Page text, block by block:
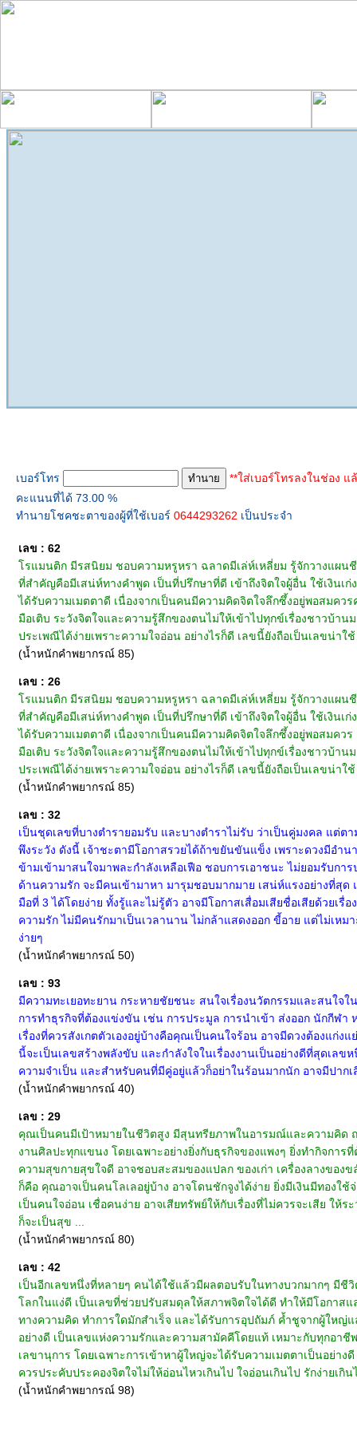
เบอร์โทร
**ใส่เบอร์โทรลงในช่อง แ
คะแนนที่ได้ 73.00 %
ทำนายโชคชะตาของผู้ที่ใช้เบอร์ 0644293262 เป็นประจำ
เลข : 62
โรแมนติก มีรสนิยม ชอบความหรูหรา ฉลาดมีเล่ห์เหลี่ยม รู้จักวางแผน
ที่สำคัญคือมีเสน่ห์ทางคำพูด เป็นที่ปรึกษาที่ดี เข้าถึงจิตใจผู้อื่น ใช้เงินเ
ได้รับความเมตตาดี เนื่องจากเป็นคนมีความคิดจิตใจลึกซึ้งอยู่พอสมคว
มือเติบ ระวังจิตใจและความรู้สึกของตนไม่ให้เข้าไปทุกข์เรื่องชาวบ้า
ประเพณีได้ง่ายเพราะความใจอ่อน อย่างไรก็ดี เลขนี้ยังถือเป็นเลขน่า
(น้ำหนักคำพยากรณ์ 85)
เลข : 26
โรแมนติก มีรสนิยม ชอบความหรูหรา ฉลาดมีเล่ห์เหลี่ยม รู้จักวางแผน
ที่สำคัญคือมีเสน่ห์ทางคำพูด เป็นที่ปรึกษาที่ดี เข้าถึงจิตใจผู้อื่น ใช้เงินเ
ได้รับความเมตตาดี เนื่องจากเป็นคนมีความคิดจิตใจลึกซึ้งอยู่พอสมคว
มือเติบ ระวังจิตใจและความรู้สึกของตนไม่ให้เข้าไปทุกข์เรื่องชาวบ้า
ประเพณีได้ง่ายเพราะความใจอ่อน อย่างไรก็ดี เลขนี้ยังถือเป็นเลขน่า
(น้ำหนักคำพยากรณ์ 85)
เลข : 32
เป็นชุดเลขที่บางตำรายอมรับ และบางตำราไม่รับ ว่าเป็นคู่มงคล แต่
พึงระวัง ดังนี้ เจ้าชะตามีโอกาสรวยได้ถ้าขยันขันแข็ง เพราะดวงมีอำ
ข้ามเข้ามาสนใจมาพละกำลังเหลือเฟือ ชอบการเอาชนะ ไม่ยอมรับก
ด้านความรัก จะมีคนเข้ามาหา มารุมชอบมากมาย เสน่ห์แรงอย่างที่สุด
มือที่ 3 ได้โดยง่าย ทั้งรู้และไม่รู้ตัว อาจมีโอกาสเสื่อมเสียชื่อเสียด้วยเ
ความรัก ไม่มีคนรักมาเป็นเวลานาน ไม่กล้าแสดงออก ขี้อาย แต่ไม่เห
ง่ายๆ
(น้ำหนักคำพยากรณ์ 50)
เลข : 93
มีความทะเยอทะยาน กระหายชัยชนะ สนใจเรื่องนวัตกรรมและสนใจใ
การทำธุรกิจที่ต้องแข่งขัน เช่น การประมูล การนำเข้า ส่งออก นักกีฬ
เรื่องที่ควรสังเกตตัวเองอยู่บ้างคือคุณเป็นคนใจร้อน อาจมีดวงต้องแก่
นี้จะเป็นเลขสร้างพลังขับ และกำลังใจในเรื่องงานเป็นอย่างดีที่สุดเลข
ความจำเป็น และสำหรับคนที่มีคู่อยู่แล้วก็อย่าในร้อนมากนัก อาจมีปาก
(น้ำหนักคำพยากรณ์ 40)
เลข : 29
คุณเป็นคนมีเป้าหมายในชีวิตสูง มีสุนทรียภาพในอารมณ์และความคิด ถ
งานศิลปะทุกแขนง โดยเฉพาะอย่างยิ่งกับธุรกิจของแพงๆ ยิ่งทำกิจกา
ความสุขกายสุขใจดี อาจชอบสะสมของแปลก ของเก่า เครื่องลางของ
ก็คือ คุณอาจเป็นคนโลเลอยู่บ้าง อาจโดนชักจูงได้ง่าย ยิ่งมีเงินมีทองใ
เป็นคนใจอ่อน เชื่อคนง่าย อาจเสียทรัพย์ให้กับเรื่องที่ไม่ควรจะเสีย ใ
ก็จะเป็นสุข ...
(น้ำหนักคำพยากรณ์ 80)
เลข : 42
เป็นอีกเลขหนึ่งที่หลายๆ คนได้ใช้แล้วมีผลตอบรับในทางบวกมากๆ มีชี
โลกในแง่ดี เป็นเลขที่ช่วยปรับสมดุลให้สภาพจิตใจได้ดี ทำให้มีโอกาส
ทางความคิด ทำการใดมักสำเร็จ และได้รับการอุปถัมภ์ ค้ำชูจากผู้ใหญ่
อย่างดี เป็นเลขแห่งความรักและความสามัคคีโดยแท้ เหมาะกับทุกอา
เลขานุการ โดยเฉพาะการเข้าหาผู้ใหญ่จะได้รับความเมตตาเป็นอย่า
ควรประคับประคองจิตใจไม่ให้อ่อนไหวเกินไป ใจอ่อนเกินไป รักง่ายเกิ
(น้ำหนักคำพยากรณ์ 98)